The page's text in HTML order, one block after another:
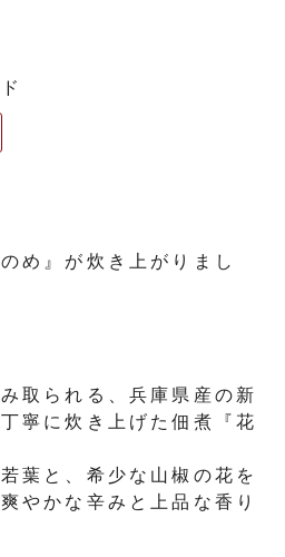
め』が炊き上がりまし
取られる、兵庫県産の新
寧に炊き上げた佃煮『花
葉と、希少な山椒の花を
やかな辛みと上品な香り